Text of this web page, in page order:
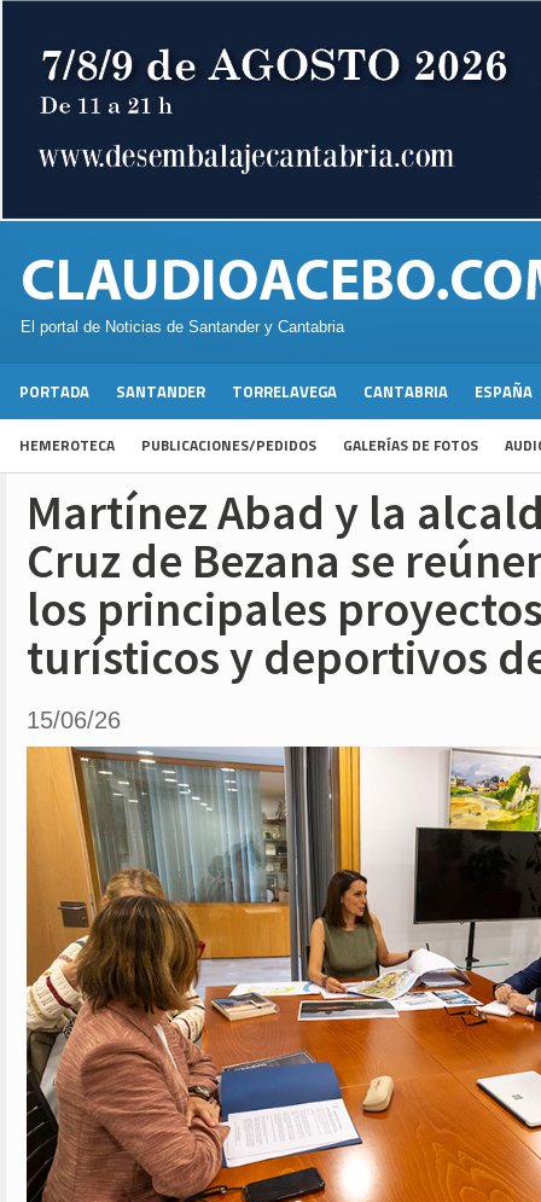
El portal de Noticias de Santander y Cantabria
PORTADA SANTANDER TORRELAVEGA CANTABRIA ESPAÑA
HEMEROTECA PUBLICACIONES/PEDIDOS GALERÍAS DE FOTOS
Martínez Abad y la
Cruz de Bezana se
los principales
turísticos y deportivos
15/06/26